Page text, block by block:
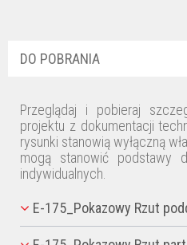
odpowiedz
domu. Nie jest to
konstrukcyjnym. Zmiana
jest również
wprowadzić
Pozdrawiamy. E-DOMY.PL
Monia
DO POBRANIA
Przeglądaj i pobieraj
projektu z dokumentacji
rysunki stanowią wyłączną
mogą stanowić podstawy
indywidualnych.
E-175_Pokazowy Rzut